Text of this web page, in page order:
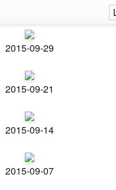
2015-09-29
2015-09-21
2015-09-14
2015-09-07